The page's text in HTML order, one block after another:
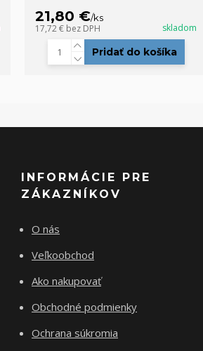
21,80 €/ks
17,72 € bez DPH skladom
Pridať do košíka
INFORMÁCIE PRE
ZÁKAZNÍKOV
O nás
Veľkoobchod
Ako nakupovať
Obchodné podmienky
Ochrana súkromia